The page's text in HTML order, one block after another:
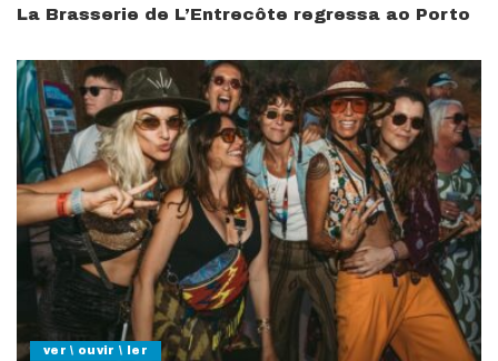
La Brasserie de L’Entrecôte regressa ao Porto
ver \ ouvir \ ler